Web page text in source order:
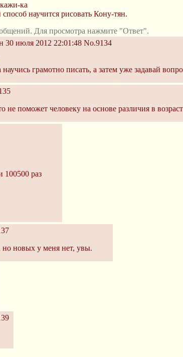
кa
научится рисовать Кону-тян.
Для просмотра нажмите "Ответ".
30 июля 2012 22:01:48 No.9134
научись грамотно писать, а затем уже задавай
поможет человеку на основе различия в
100500 раз
новых у меня нет, увы.